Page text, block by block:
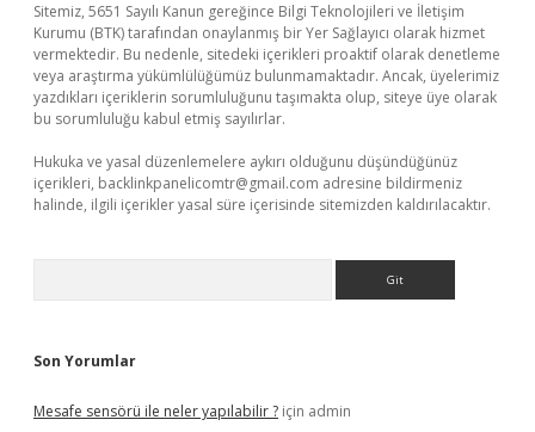
Sitemiz, 5651 Sayılı Kanun gereğince Bilgi Teknolojileri ve İletişim
Kurumu (BTK) tarafından onaylanmış bir Yer Sağlayıcı olarak hizmet
vermektedir. Bu nedenle, sitedeki içerikleri proaktif olarak denetleme
veya araştırma yükümlülüğümüz bulunmamaktadır. Ancak, üyelerimiz
yazdıkları içeriklerin sorumluluğunu taşımakta olup, siteye üye olarak
bu sorumluluğu kabul etmiş sayılırlar.
Hukuka ve yasal düzenlemelere aykırı olduğunu düşündüğünüz
içerikleri, backlinkpanelicomtr@gmail.com adresine bildirmeniz
halinde, ilgili içerikler yasal süre içerisinde sitemizden kaldırılacaktır.
Son Yorumlar
Mesafe sensörü ile neler yapılabilir ? için admin